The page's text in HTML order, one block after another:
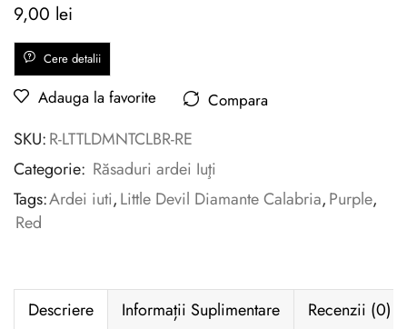
9,00 lei
Cere detalii
Adauga la favorite Compara
SKU:R-LTTLDMNTCLBR-RE
Categorie: Răsaduri ardei Iuţi
Tags:Ardei iuti,Little Devil Diamante Calabria,Purple,
Red
Descriere Informații Suplimentare Recenzii (0)